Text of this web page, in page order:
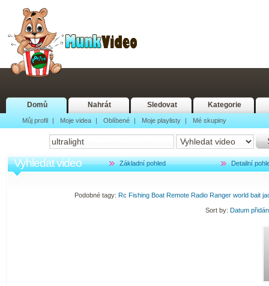
Domů Nahrát Sledovat Kategorie
Můj profil | Moje videa | Oblíbené | Moje playlisty | Mé skupiny
Vyhledat video Základní pohled Detailní
Podobné tagy: Rc Fishing Boat Remote Radio Ranger world bait
Sort by: Datum